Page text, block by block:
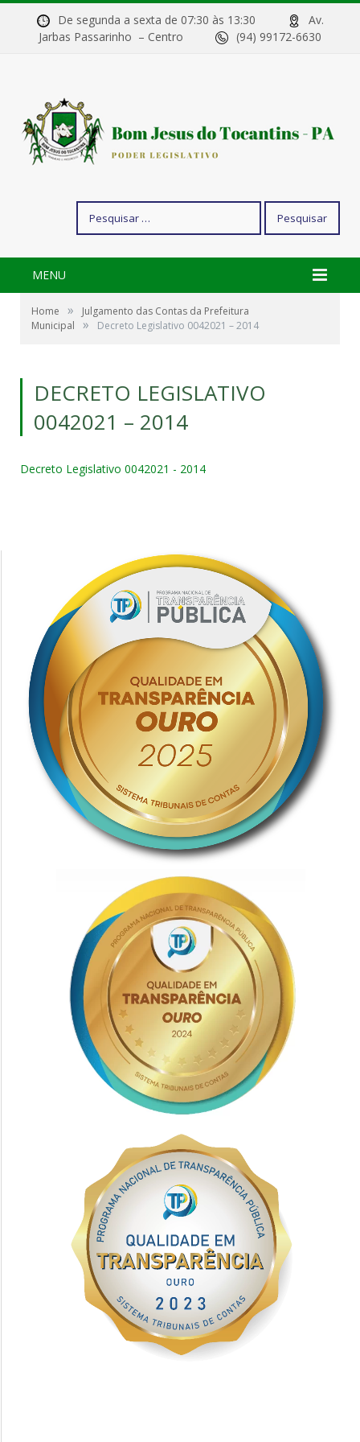
De segunda a sexta de 07:30 às 13:30
Av.
Jarbas Passarinho – Centro
(94) 99172-6630
por:
MENU
Home »
Julgamento das Contas da Prefeitura
Municipal
» Decreto Legislativo 0042021 – 2014
DECRETO LEGISLATIVO
0042021 – 2014
Decreto Legislativo 0042021 - 2014